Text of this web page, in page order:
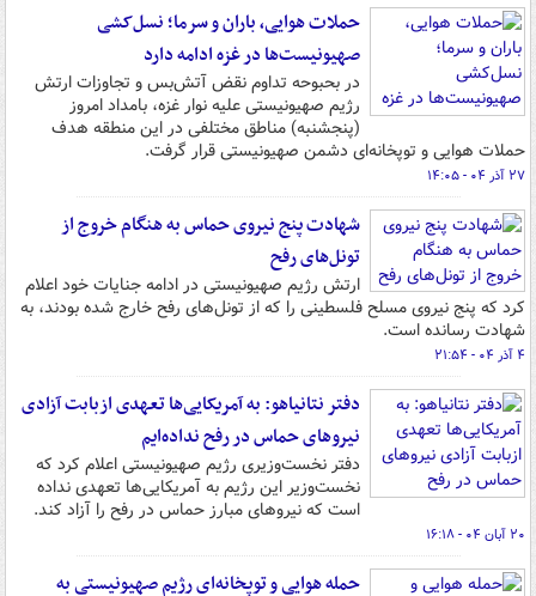
حملات هوایی، باران و سرما؛ نسل‌کشی
صهیونیست‌ها در غزه ادامه دارد
در بحبوحه تداوم نقض آتش‌بس و تجاوزات ارتش
رژیم صهیونیستی علیه نوار غزه، بامداد امروز
(پنجشنبه) مناطق مختلفی در این منطقه هدف
حملات هوایی و توپخانه‌ای دشمن صهیونیستی قرار گرفت.
۲۷ آذر ۰۴ - ۱۴:۰۵
شهادت پنج نیروی حماس به هنگام خروج از
تونل‌های رفح
ارتش رژیم صهیونیستی در ادامه جنایات خود اعلام
کرد که پنج نیروی مسلح فلسطینی را که از تونل‌های رفح خارج شده بودند، به
شهادت رسانده است.
۴ آذر ۰۴ - ۲۱:۵۴
دفتر نتانیاهو: به آمریکایی‌ها تعهدی ازبابت آزادی
نیروهای حماس در رفح نداده‌ایم
دفتر نخست‌وزیری رژیم صهیونیستی اعلام کرد که
نخست‌وزیر این رژیم به آمریکایی‌ها تعهدی نداده
است که نیروهای مبارز حماس در رفح را آزاد کند.
۲۰ آبان ۰۴ - ۱۶:۱۸
حمله هوایی و توپخانه‌ای رژیم صهیونیستی به